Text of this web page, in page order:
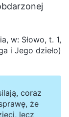
w: Słowo, t. 1,
i Jego dzieło)
coraz
że
lecz